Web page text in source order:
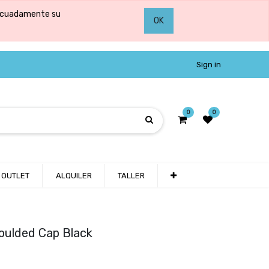
su
OK
Sign in
0 0
OUTLET ALQUILER TALLER
Cap Black